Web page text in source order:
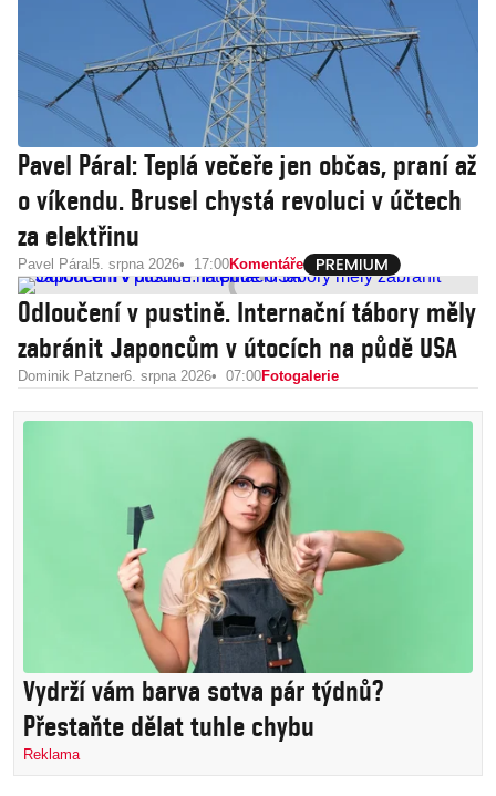
Pavel Páral: Teplá večeře jen občas, praní až
o víkendu. Brusel chystá revoluci v účtech
za elektřinu
Pavel Páral 5. srpna 2026 17:00Komentáře
Odloučení v pustině. Internační tábory měly
zabránit Japoncům v útocích na půdě USA
Dominik Patzner6. srpna 2026 07:00Fotogalerie
Vydrží vám barva sotva pár týdnů?
Přestaňte dělat tuhle chybu
Reklama